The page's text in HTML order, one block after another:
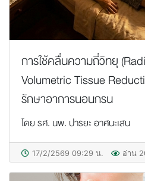
การใช้คลื่นความถี่วิทยุ
Volumetric Tissue
รักษาอาการนอนกรน
โดย รศ. นพ. ปารยะ อาศนะเสน
17/2/2569 09:29 น. อ่าน